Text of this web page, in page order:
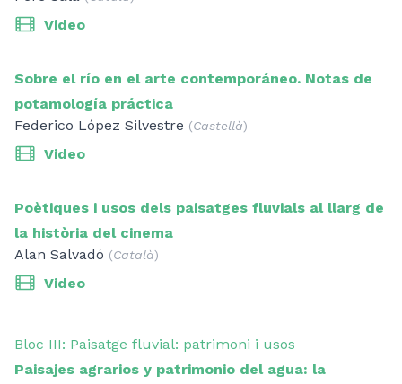
Video
Sobre el río en el arte contemporáneo. Notas de
potamología práctica
Federico López Silvestre (Castellà)
Video
Poètiques i usos dels paisatges fluvials al llarg de
la història del cinema
Alan Salvadó (Català)
Video
Bloc III: Paisatge fluvial: patrimoni i usos
Paisajes agrarios y patrimonio del agua: la